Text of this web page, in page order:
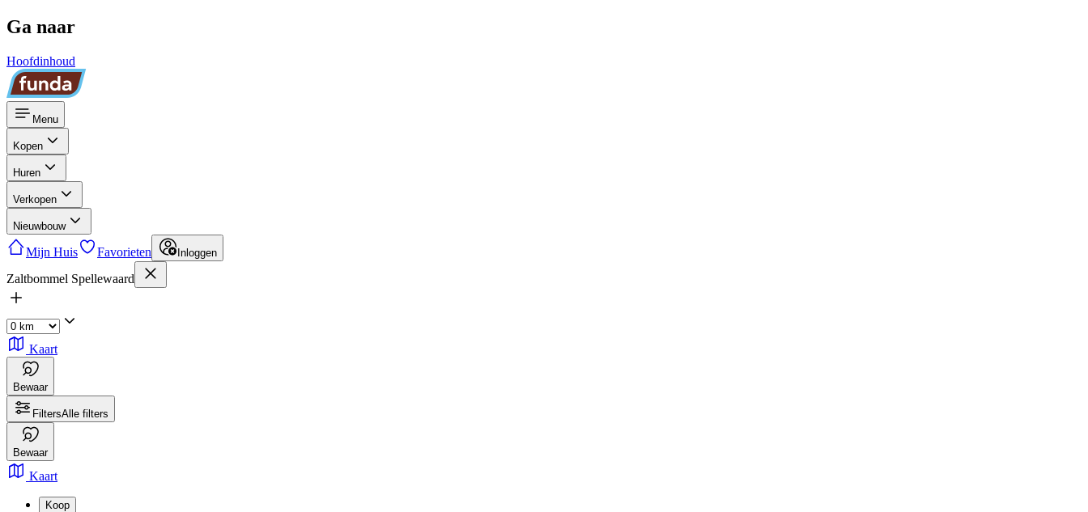
Ga naar
Hoofdinhoud
Menu
Kopen
Huren
Verkopen
Nieuwbouw
Mijn Huis Favorieten Inloggen
Zaltbommel Spellewaard
Kaart
Bewaar
FiltersAlle filters
Bewaar
Kaart
Koop